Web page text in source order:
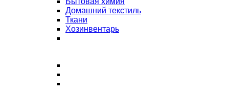
Домашний текстиль
Ткани
Хозинвентарь